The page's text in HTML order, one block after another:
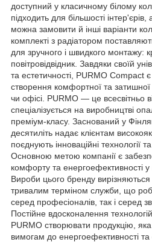
доступний у класичному білому
підходить для більшості
можна замовити й інші варіанти
комплекті з радіатором
для зручного і швидкого монтажу:
повітровідвідник. Завдяки своїй
та естетичності, PURMO Compact
створення комфортної та
чи офісі. PURMO — це всесвітньо
спеціалізується на виробництві
преміум-класу. Заснований у
десятиліть надає клієнтам
поєднують інноваційні технології
Основною метою компанії є
комфорту та енергоефективності у
Вироби цього бренду вирізняються
тривалим терміном служби, що
серед професіоналів, так і серед
Постійне вдосконалення
PURMO створювати продукцію,
вимогам до енергоефективності та